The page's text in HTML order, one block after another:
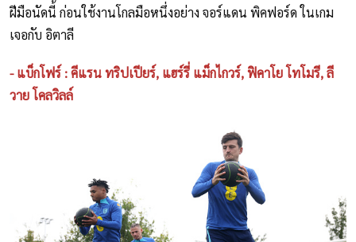
ฝีมือนัดนี้ ก่อนใช้งานโกลมือหนึ่งอย่าง จอร์แดน พิคฟอร์ด ในเกม
เจอกับ อิตาลี
- แบ็กโฟร์ : คีแรน ทริปเปียร์, แฮร์รี่ แม็กไกวร์, ฟิคาโย โทโมรี, ลี
วาย โคลวิลล์